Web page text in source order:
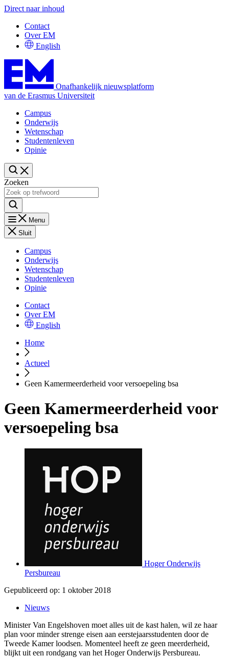
Direct naar inhoud
Contact
Over EM
English
Onafhankelijk nieuwsplatform
van de Erasmus Universiteit
Campus
Onderwijs
Wetenschap
Studentenleven
Opinie
Zoeken
Menu
Sluit
Campus
Onderwijs
Wetenschap
Studentenleven
Opinie
Contact
Over EM
English
Home
Actueel
Geen Kamermeerderheid voor versoepeling bsa
Geen Kamermeerderheid voor
versoepeling bsa
Hoger Onderwijs
Persbureau
Gepubliceerd op: 1 oktober 2018
Nieuws
Minister Van Engelshoven moet alles uit de kast halen, wil ze haar
plan voor minder strenge eisen aan eerstejaarsstudenten door de
Tweede Kamer loodsen. Momenteel heeft ze geen meerderheid,
blijkt uit een rondgang van het Hoger Onderwijs Persbureau.